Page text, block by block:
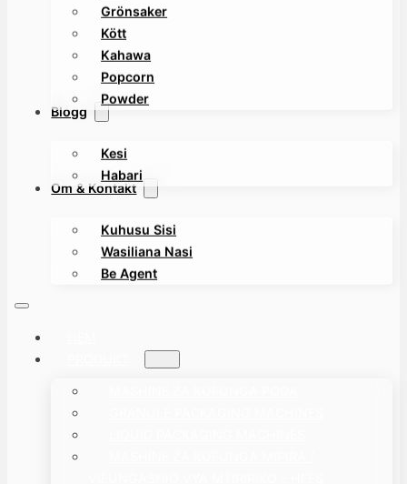
Grönsaker
Kött
Kahawa
Popcorn
Powder
Blogg
Kesi
Habari
Om & Kontakt
Kuhusu Sisi
Wasiliana Nasi
Be Agent